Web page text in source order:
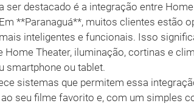
ser destacado é a integração entre
**Paranaguá**, muitos clientes estão
inteligentes e funcionais. Isso
Home Theater, iluminação, cortinas e
smartphone ou tablet.
sistemas que permitem essa
seu filme favorito e, com um simples